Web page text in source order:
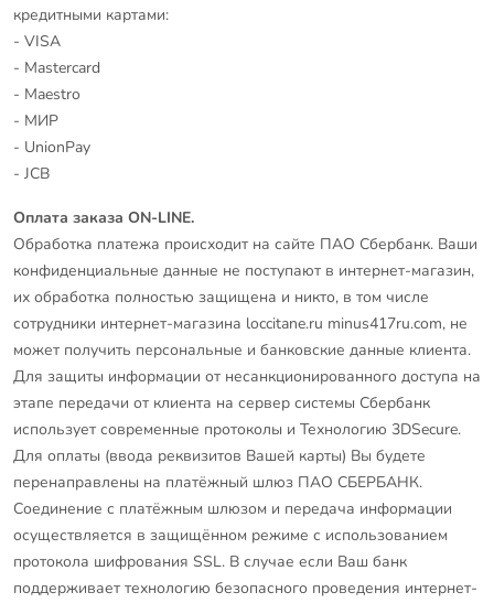
кредитными картами:
- VISA
- Mastercard
- Maestro
- МИР
- UnionPay
- JCB
Оплата заказа ON-LINE.
Обработка платежа происходит на сайте ПАО Сбербанк. Ваши
конфиденциальные данные не поступают в интернет-магазин,
их обработка полностью защищена и никто, в том числе
сотрудники интернет-магазина loccitane.ru minus417ru.com, не
может получить персональные и банковские данные клиента.
Для защиты информации от несанкционированного доступа на
этапе передачи от клиента на сервер системы Сбербанк
использует современные протоколы и Технологию 3DSecure.
Для оплаты (ввода реквизитов Вашей карты) Вы будете
перенаправлены на платёжный шлюз ПАО СБЕРБАНК.
Соединение с платёжным шлюзом и передача информации
осуществляется в защищённом режиме с использованием
протокола шифрования SSL. В случае если Ваш банк
поддерживает технологию безопасного проведения интернет-